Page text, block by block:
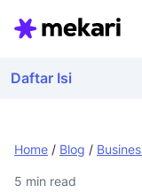
Home / Blog /
Daftar Isi
5 min read